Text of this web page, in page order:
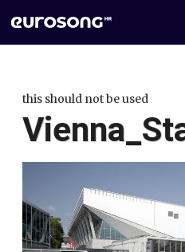
this should not be used